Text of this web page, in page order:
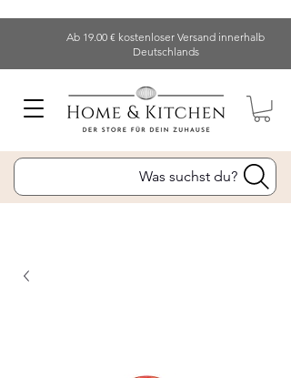
Ab 19.00 € kostenloser Versand innerhalb
Deutschlands
Was suchst du?